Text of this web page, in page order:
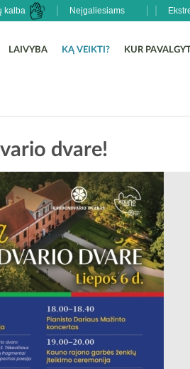
Neįgaliesiams
kalba
LAIVYBA KĄ VEIKTI? KUR
dvare!